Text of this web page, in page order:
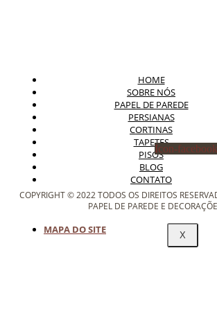
HOME
SOBRE NÓS
PAPEL DE PAREDE
PERSIANAS
CORTINAS
TAPETES
PISOS
BLOG
CONTATO
X
Icon-facebook
COPYRIGHT © 2022 TODOS OS DIREITOS
PAPEL DE PAREDE E
MAPA DO SITE